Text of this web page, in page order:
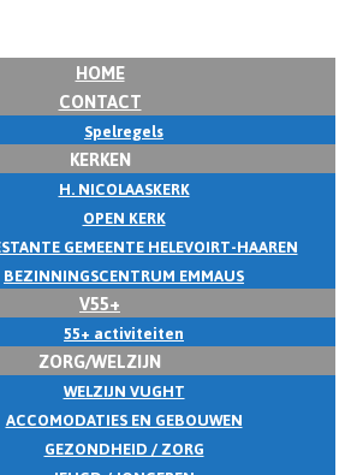
HOME
CONTACT
Spelregels
KERKEN
H. NICOLAASKERK
OPEN KERK
GEMEENTE HELEVOIRT-HAAREN
BEZINNINGSCENTRUM EMMAUS
V55+
55+ activiteiten
ZORG/WELZIJN
WELZIJN VUGHT
ACCOMODATIES EN GEBOUWEN
GEZONDHEID / ZORG